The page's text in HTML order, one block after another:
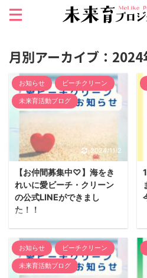
月別アーカイブ：2024
お知らせ ビーチクリーン
未来育活動ブログ
2024/11/2
【お仲間募集中♡】海をき
れいに愛ビーチ・クリーン
の公式LINEができまし
た！！
＜お知らせ＞海をきれ
いに愛ビーチ・クリーン
の公式LINE・Facebook
ページができました！
お知らせ ビーチクリーン
未来育活動ブログ